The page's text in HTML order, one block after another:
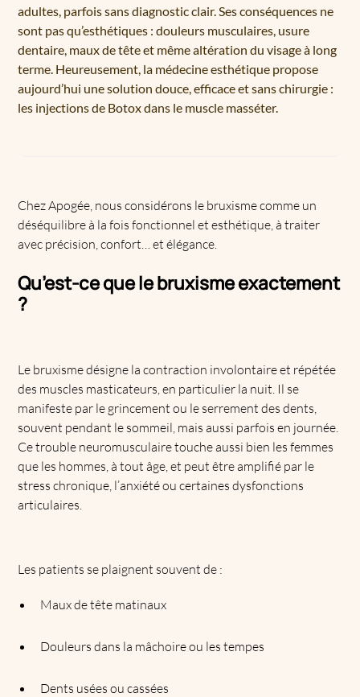
adultes, parfois sans diagnostic clair. Ses conséquences ne
sont pas qu’esthétiques : douleurs musculaires, usure
dentaire, maux de tête et même altération du visage à long
terme. Heureusement, la médecine esthétique propose
aujourd’hui une solution douce, efficace et sans chirurgie :
les injections de Botox dans le muscle masséter.
Chez Apogée, nous considérons le bruxismecomme un
déséquilibre à la fois fonctionnel et esthétique, à traiter
avec précision, confort… et élégance.
Qu’est-ce que le bruxisme exactement
?
Le bruxisme désigne la contraction involontaire et répétée
des muscles masticateurs, en particulier la nuit. Il se
manifeste par le grincement ou le serrement des dents,
souvent pendant le sommeil, mais aussi parfois en journée.
Ce trouble neuromusculaire touche aussi bien les femmes
que les hommes, à tout âge, et peut être amplifié par le
stress chronique, l’anxiété ou certaines dysfonctions
articulaires.
Les patients se plaignent souvent de :
Maux de tête matinaux
Douleurs dans la mâchoire ou les tempes
Dents usées ou cassées